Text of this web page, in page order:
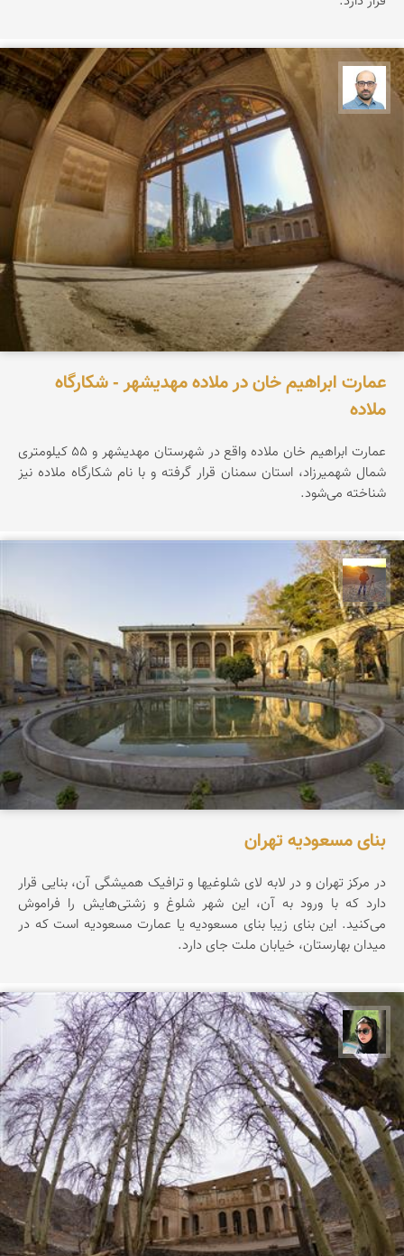
بابک ارجمندی
عمارت ابراهیم خان در ملاده مهدیشهر - شکارگاه
ملاده
عمارت ابراهیم خان ملاده واقع در شهرستان مهدیشهر و ۵۵ کیلومتری
شمال شهمیرزاد، استان سمنان قرار گرفته و با نام شکارگاه ملاده نیز
شناخته می‌شود.
مهدی مخلصیان
بنای مسعودیه تهران
در مرکز تهران و در لابه لای شلوغیها و ترافیک همیشگی آن، بنایی قرار
دارد که با ورود به آن، این شهر شلوغ و زشتی‌هایش را فراموش
می‌کنید. این بنای زیبا بنای مسعودیه یا عمارت مسعودیه است که در
میدان بهارستان، خیابان ملت جای دارد.
سپیده اصلان